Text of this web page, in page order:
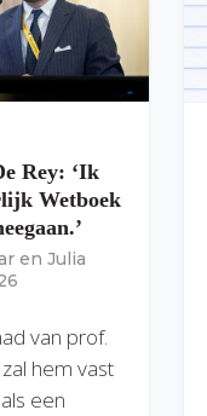
Rey: ‘Ik
Wetboek
en Julia
van prof.
hem vast
een